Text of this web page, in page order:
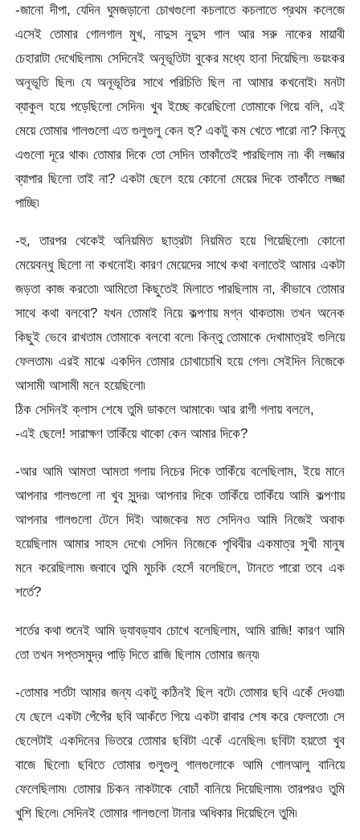
-জানো দীপা, যেদিন ঘুমজড়ানো চোখগুলো কচলাতে কচলাতে প্রথম কলেজে
এসেই তোমার গোলগাল মুখ, নাদুস নুদুস গাল আর সরু নাকের মায়াবী
চেহারাটা দেখেছিলাম৷ সেদিনেই অনূভূতিটা বুকের মধ্যে হানা দিয়েছিল৷ ভয়ংকর
অনূভূতি ছিল৷ যে অনূভূতির সাথে পরিচিতি ছিল না আমার কখনোই৷ মনটা
ব্যাকুল হয়ে পড়েছিলো সেদিন৷ খুব ইচ্ছে করেছিলো তোমাকে গিয়ে বলি, এই
মেয়ে তোমার গালগুলো এত গুলুগুলু কেন হু? একটু কম খেতে পারো না? কিন্তু
এগুলো দূরে থাক৷ তোমার দিকে তো সেদিন তাকাঁতেই পারছিলাম না৷ কী লজ্জার
ব্যাপার ছিলো তাই না? একটা ছেলে হয়ে কোনো মেয়ের দিকে তাকাঁতে লজ্জা
পাচ্ছি৷
-হু, তারপর থেকেই অনিয়মিত ছাত্রটা নিয়মিত হয়ে গিয়েছিলো৷ কোনো
মেয়েবন্ধু ছিলো না কখনোই৷ কারণ মেয়েদের সাথে কথা বলাতেই আমার একটা
জড়তা কাজ করতো৷ আমিতো কিছুতেই মিলাতে পারছিলাম না, কীভাবে তোমার
সাথে কথা বলবো? যখন তোমাই নিয়ে কল্পণায় মগ্ন থাকতাম৷ তখন অনেক
কিছুই ভেবে রাখতাম তোমাকে বলবো বলে৷ কিন্তু তোমাকে দেখামাত্রই গুলিয়ে
ফেলতাম৷ এরই মাঝে একদিন তোমার চোখাচোখি হয়ে গেল৷ সেইদিন নিজেকে
আসামী আসামী মনে হয়েছিলো৷
ঠিক সেদিনই ক্লাস শেষে তুমি ডাকলে আমাকে৷ আর রাগী গলায় বললে,
-এই ছেলে! সারাক্ষণ তাকিঁয়ে থাকো কেন আমার দিকে?
-আর আমি আমতা আমতা গলায় নিচের দিকে তাকিঁয়ে বলেছিলাম, ইয়ে মানে
আপনার গালগুলো না খুব সুন্দর৷ আপনার দিকে তাকিঁয়ে তাকিঁয়ে আমি কল্পণায়
আপনার গালগুলো টেনে দিই৷ আজকের মত সেদিনও আমি নিজেই অবাক
হয়েছিলাম আমার সাহস দেখে৷ সেদিন নিজেকে পৃথিবীর একমাত্র সুখী মানুষ
মনে করেছিলাম৷ জবাবে তুমি মুচকি হেসেঁ বলেছিলে, টানতে পারো তবে এক
শর্তে?
শর্তের কথা শুনেই আমি ড্যাবড্যাব চোখে বলেছিলাম, আমি রাজি! কারণ আমি
তো তখন সপ্তসমুদ্র পাড়ি দিতে রাজি ছিলাম তোমার জন্য৷
-তোমার শর্তটা আমার জন্য একটু কঠিনই ছিল বটে৷ তোমার ছবি একেঁ দেওয়া৷
যে ছেলে একটা পেঁপেঁর ছবি আকঁতে গিয়ে একটা রাবার শেষ করে ফেলতো৷ সে
ছেলেটাই একদিনের ভিতরে তোমার ছবিটা একেঁ এনেছিল৷ ছবিটা হয়তো খুব
বাজে ছিলো৷ ছবিতে তোমার গুলুগুলু গালগুলোকে আমি গোলআলু বানিয়ে
ফেলেছিলাম৷ তোমার চিকন নাকটাকে বোচাঁ বানিয়ে দিয়েছিলাম৷ তারপরও তুমি
খুশি ছিলে৷ সেদিনই তোমার গালগুলো টানার অধিকার দিয়েছিলে তুমি৷